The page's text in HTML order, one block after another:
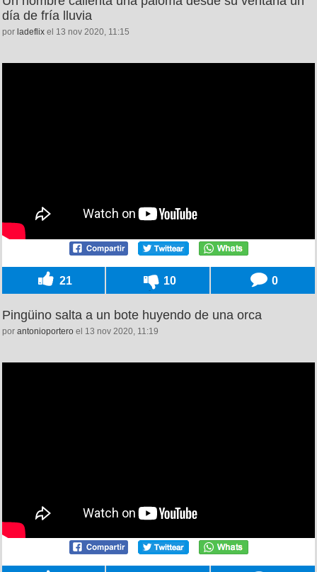
día de fría lluvia
por ladeflix el 13 nov 2020, 11:15
21 10 0
Pingüino salta a un bote huyendo de una orca
por antonioportero el 13 nov 2020, 11:19